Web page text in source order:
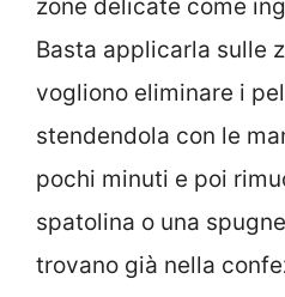
zone delicate come
Basta applicarla sulle
vogliono eliminare i
stendendola con le
pochi minuti e poi
spatolina o una
trovano già nella